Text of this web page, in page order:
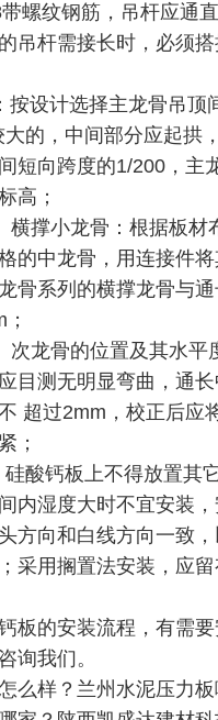
螺纹钢筋，吊杆应通
吊杆需接长时，必须
设计选择主龙骨吊顶
的，中间部分应起拱
短向跨度的1/200，主
高；
撑小龙骨：根据板材
的中龙骨，用连接件
骨系列的横撑龙骨与
龙骨的位置及其水平
目测无明显弯曲，通
超过2mm，校正后应
；
酸钙板上不得放置其
内湿度大时不宜安装
方向和白线方向一致
采用搁置法安装，应
板的安装流程，有需
询我们。
么样？兰州水泥压力